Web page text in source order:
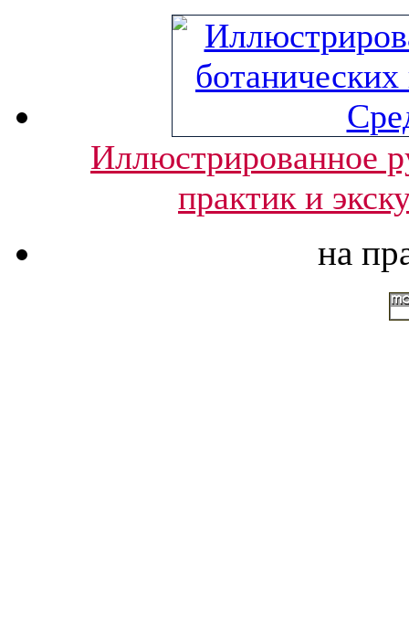
Иллюстрированное
практик и
на